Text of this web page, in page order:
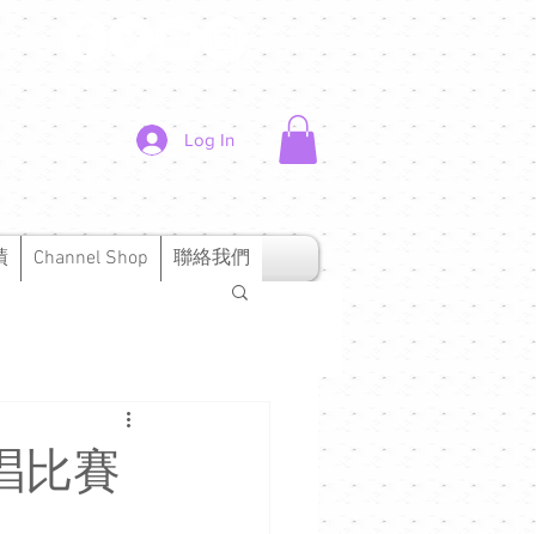
Log In
Channel Shop 聯絡我們
比賽